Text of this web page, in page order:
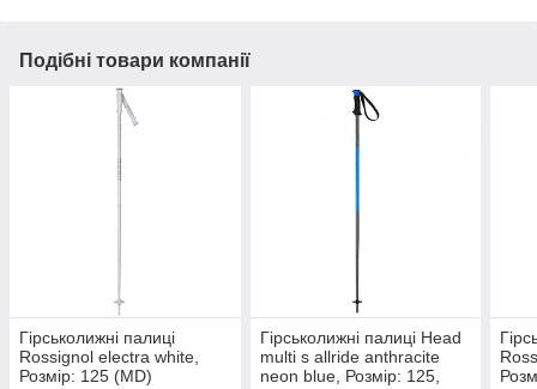
Подібні товари компанії
Гірськолижні палиці
Rossignol electra white,
Розмір: 125 (MD)
Гірськолижні палиці Head
multi s allride anthracite
neon blue, Розмір: 125,